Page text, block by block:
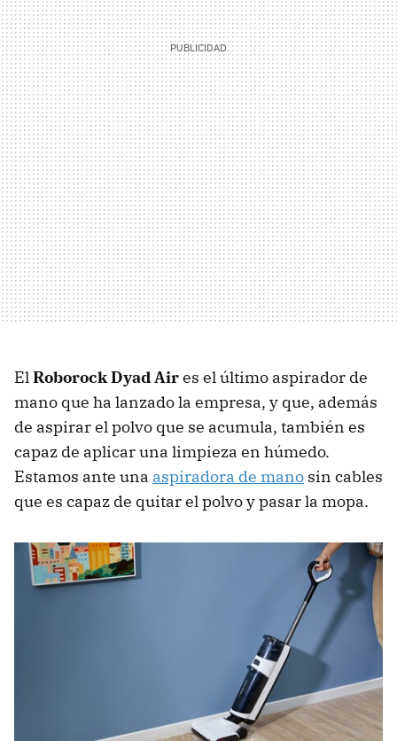
ElRoborock Dyad Aires el último aspirador de
mano que ha lanzado la empresa, y que, además
de aspirar el polvo que se acumula, también es
capaz de aplicar una limpieza en húmedo.
Estamos ante una aspiradora de mano sin cables
que es capaz de quitar el polvo y pasar la mopa.